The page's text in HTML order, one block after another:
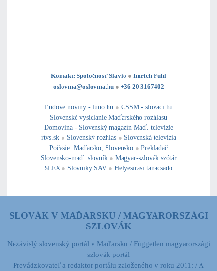
Kontakt: Spoločnosť Slavio ● Imrich Fuhl
oslovma@oslovma.hu ● +36 20 3167402
Ľudové noviny - luno.hu ● CSSM - slovaci.hu
Slovenské vysielanie Maďarského rozhlasu
Domovina - Slovenský magazín Maď. televízie
rtvs.sk ● Slovenský rozhlas ● Slovenská televízia
Počasie: Maďarsko, Slovensko ● Prekladač
Slovensko-maď. slovník ● Magyar-szlovák szótár
SLEX ● Slovníky SAV ● Helyesírási tanácsadó
SLOVÁK V MAĎARSKU / MAGYARORSZÁGI
SZLOVÁK
Nezávislý slovenský portál v Maďarsku / Független magyarországi
szlovák portál
Prevádzkovateľ a redaktor portálu založeného v roku 2011: / A